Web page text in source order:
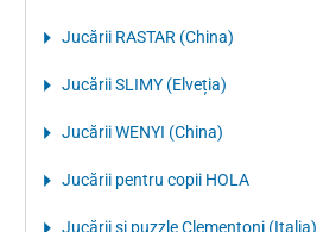
Jucării RASTAR (China)
Jucării SLIMY (Elveția)
Jucării WENYI (China)
Jucării pentru copii HOLA
Jucării și puzzle Clementoni (Italia)